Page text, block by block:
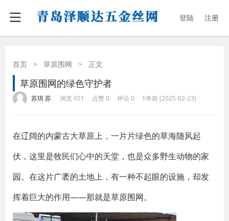
登陆 注册
首页 > 草原围网 > 正文
草原围网的绿色守护者
苏琪 苏 浏览 651 点赞 0 评论 0 1年前 (2025-02-23)
在辽阔的内蒙古大草原上，一片片绿色的草海随风起
伏，这里是牧民们心中的天堂，也是众多野生动物的家
园。在这片广袤的土地上，有一种不起眼的设施，却发
挥着巨大的作用——那就是草原围网。